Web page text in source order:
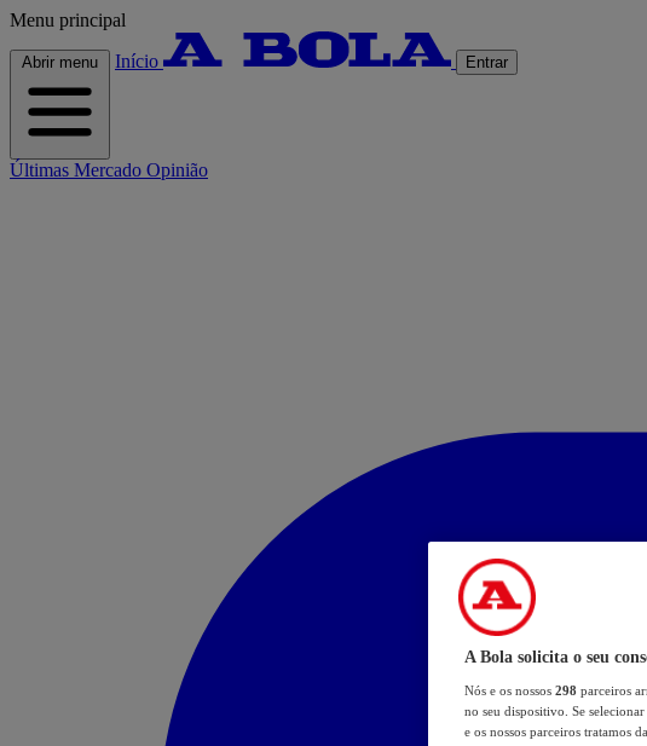
Menu principal
Abrir menu Início Entrar
Últimas Mercado Opinião
A Bola solicita o seu
Nós e os nossos 298 parceiros
no seu dispositivo. Se
e os nossos parceiros tratamos